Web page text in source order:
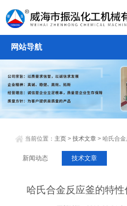
网站导航
当前位置： 主页 >技术文章 > 哈氏合
新闻动态 技术文章
哈氏合金反应釜的特